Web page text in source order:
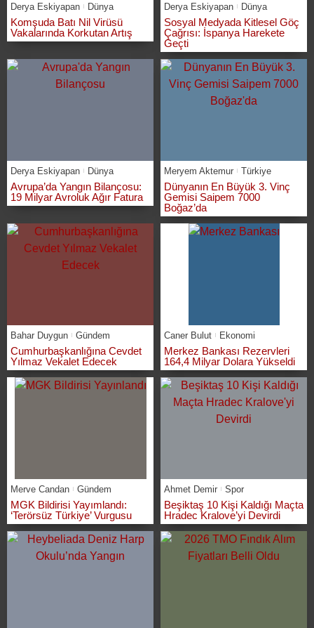
Derya Eskiyapan Dünya
Komşuda Batı Nil Virüsü
Vakalarında Korkutan Artış
Derya Eskiyapan Dünya
Sosyal Medyada Kitlesel Göç
Çağrısı: İspanya Harekete
Geçti
Derya Eskiyapan Dünya
Avrupa’da Yangın Bilançosu:
19 Milyar Avroluk Ağır Fatura
Meryem Aktemur Türkiye
Dünyanın En Büyük 3. Vinç
Gemisi Saipem 7000
Boğaz’da
Bahar Duygun Gündem
Cumhurbaşkanlığına Cevdet
Yılmaz Vekalet Edecek
Caner Bulut Ekonomi
Merkez Bankası Rezervleri
164,4 Milyar Dolara Yükseldi
Merve Candan Gündem
MGK Bildirisi Yayımlandı:
‘Terörsüz Türkiye’ Vurgusu
Ahmet Demir Spor
Beşiktaş 10 Kişi Kaldığı Maçta
Hradec Kralove’yi Devirdi